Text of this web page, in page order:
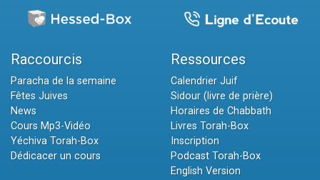
Raccourcis
Paracha de la semaine
Fêtes Juives
News
Cours Mp3-Vidéo
Yéchiva Torah-Box
Dédicacer un cours
Ressources
Calendrier Juif
Sidour (livre de prière)
Horaires de Chabbath
Livres Torah-Box
Inscription
Podcast Torah-Box
English Version